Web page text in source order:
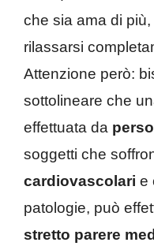
che sia ama di
rilassarsi
Attenzione però:
sottolineare che
effettuata da
soggetti che
cardiovascolari e
patologie, può
stretto parere